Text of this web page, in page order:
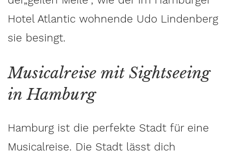
Hotel Atlantic wohnende Udo Lindenberg
sie besingt.
Musicalreise mit Sightseeing
in Hamburg
Hamburg ist die perfekte Stadt für eine
Musicalreise. Die Stadt lässt dich